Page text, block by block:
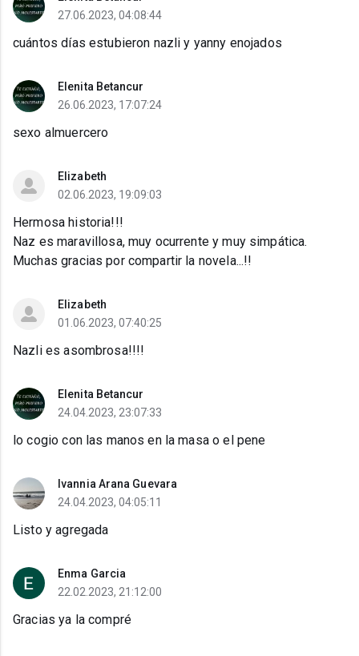
27.06.2023, 04:08:44
cuántos días estubieron nazli y yanny enojados
Elenita Betancur
26.06.2023, 17:07:24
sexo almuercero
Elizabeth
02.06.2023, 19:09:03
Hermosa historia!!!
Naz es maravillosa, muy ocurrente y muy simpática.
Muchas gracias por compartir la novela...!!
Elizabeth
01.06.2023, 07:40:25
Nazli es asombrosa!!!!
Elenita Betancur
24.04.2023, 23:07:33
lo cogio con las manos en la masa o el pene
Ivannia Arana Guevara
24.04.2023, 04:05:11
Listo y agregada
Enma Garcia
22.02.2023, 21:12:00
Gracias ya la compré